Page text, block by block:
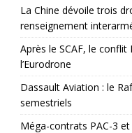
La Chine dévoile trois
renseignement
Après le SCAF, le
l’Eurodrone
Dassault Aviation : le
semestriels
Méga-contrats PAC-3